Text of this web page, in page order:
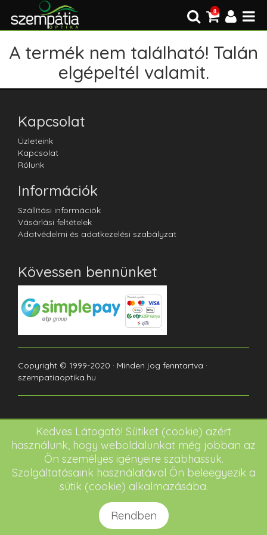
0
A termék nem található! Talán
elgépeltél valamit.
Kapcsolat
Üzleteink
Kapcsolat
Rólunk
Információk
Szállítási információk
Vásárlási feltételek
Adatvédelmi és adatkezelési szabályzat
Kövessen bennünket
Copyright © 1999-2020 · Minden jog fenntartva ·
szempatiaoptika.hu
Kedves Látogató! Sütiket (cookie) azért
használunk, hogy weboldalunkat még jobban az
Ön személyes igényeire szabhassuk.
Szolgáltatásaink használatával Ön beleegyezik a
sütik (cookie) alkalmazásába.
Rendben